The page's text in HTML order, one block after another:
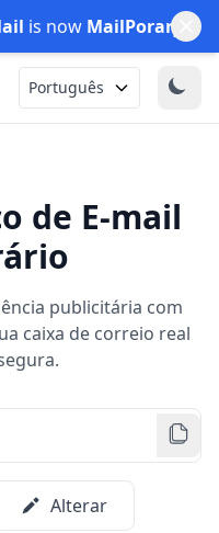
is now MailPorary
Português
de E-mail
publicitária com
caixa de correio real
Alterar